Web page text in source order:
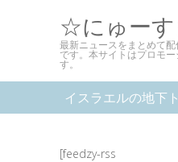
☆にゅー
最新ニュースをまとめて
です。本サイトはプロモ
す。
イスラエルの地下
[feedzy-rss